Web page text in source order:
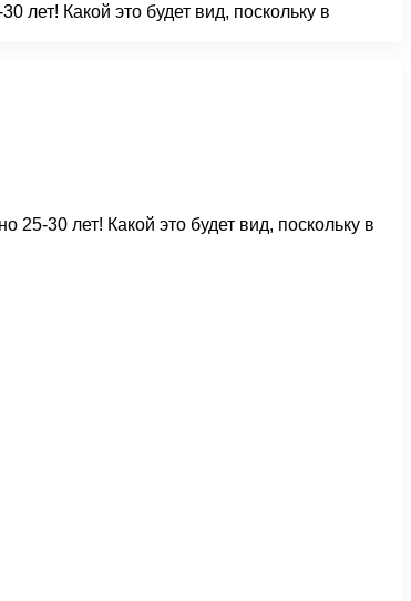
лет! Какой это будет вид, поскольку в
30 лет! Какой это будет вид, поскольку в